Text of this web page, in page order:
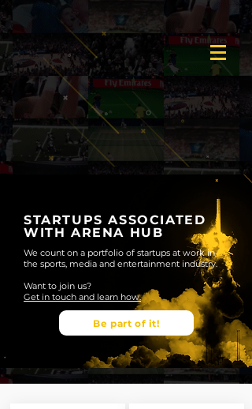
STARTUPS ASSOCIATED
WITH ARENA HUB
We count on a portfolio of startups at work in
the sports, media and entertainment industry.
Want to join us?
Get in touch and learn how.
Be part of it!